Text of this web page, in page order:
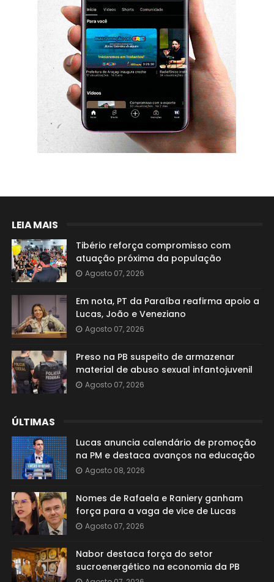
LEIA MAIS
Tibério reforça compromisso com
atuação próxima da população
Agosto 07, 2026
Em nota, PT da Paraíba reafirma apoio a
Lucas, João e Veneziano
Agosto 07, 2026
Preso na PB suspeito de armazenar
material de abuso sexual infantojuvenil
Agosto 07, 2026
ÚLTIMAS
Lucas anuncia calendário de promoção
na PM e destaca avanços na educação
Agosto 08, 2026
Nomes de Rafaela e Raniery ganham
força para a vaga de vice de Lucas
Agosto 07, 2026
Nabor destaca força do setor
sucroenergético na economia da PB